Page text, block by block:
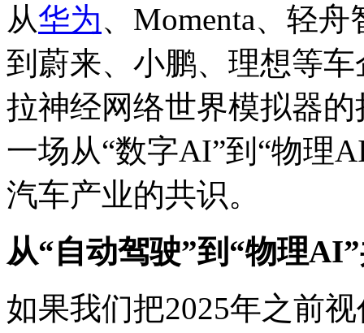
从华为、Momenta、轻
到蔚来、小鹏、理想等
拉神经网络世界模拟器
一场从“数字AI”到“物理
汽车产业的共识。
从“自动驾驶”到“物理
如果我们把2025年之前